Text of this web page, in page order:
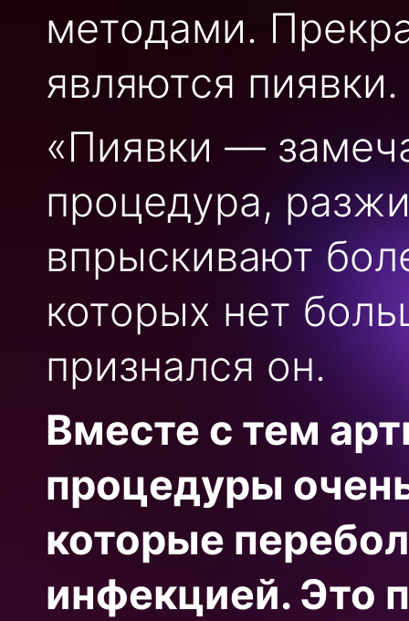
методами.
являются пиявки.
«Пиявки —
процедура,
впрыскивают
которых нет
признался он.
Вместе с тем
процедуры
которые
инфекцией. Это